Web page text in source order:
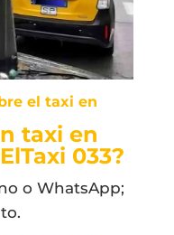
el taxi en
taxi en
033?
o WhatsApp;